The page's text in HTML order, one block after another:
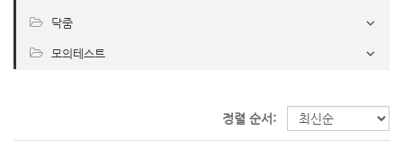
닥줌
모의테스트
정렬 순서: